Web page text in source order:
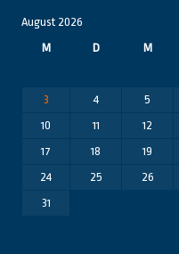
August 2026
M
D M
3
4 5
10
11 12
17
18 19
24
25 26
31